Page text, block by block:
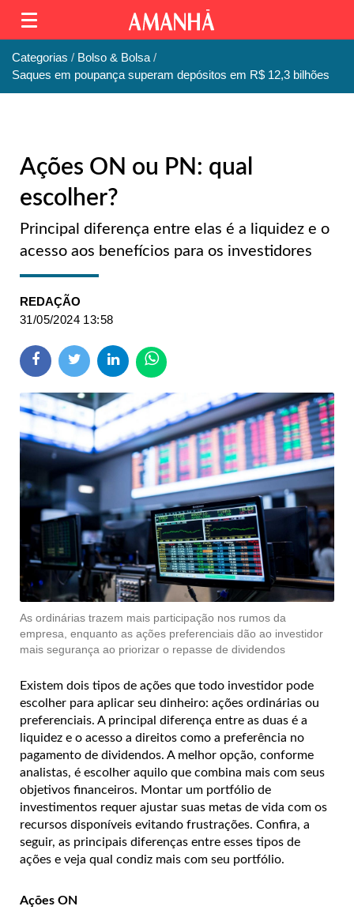
Categorias
Bolso & Bolsa
Saques em poupança superam depósitos em R$ 12,3 bilhões
Ações ON ou PN: qual
escolher?
Principal diferença entre elas é a liquidez e o
acesso aos benefícios para os investidores
REDAÇÃO
31/05/2024 13:58
As ordinárias trazem mais participação nos rumos da
empresa, enquanto as ações preferenciais dão ao investidor
mais segurança ao priorizar o repasse de dividendos
Existem dois tipos de ações que todo investidor pode
escolher para aplicar seu dinheiro: ações ordinárias ou
preferenciais. A principal diferença entre as duas é a
liquidez e o acesso a direitos como a preferência no
pagamento de dividendos. A melhor opção, conforme
analistas, é escolher aquilo que combina mais com seus
objetivos financeiros. Montar um portfólio de
investimentos requer ajustar suas metas de vida com os
recursos disponíveis evitando frustrações. Confira, a
seguir, as principais diferenças entre esses tipos de
ações e veja qual condiz mais com seu portfólio.
Ações ON